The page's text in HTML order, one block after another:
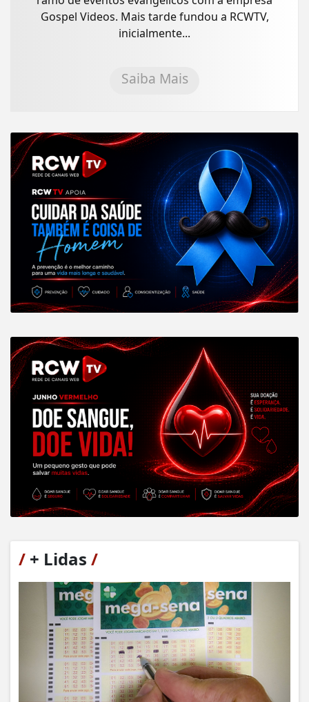
Gospel Videos. Mais tarde fundou a RCWTV,
inicialmente...
Saiba Mais
/ + Lidas /